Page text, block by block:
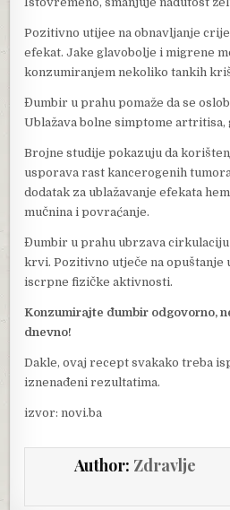
Pozitivno utijee na obnavljanje
efekat. Jake glavobolje i migrene
konzumiranjem nekoliko tankih
Đumbir u prahu pomaže da se
Ublažava bolne simptome
Brojne studije pokazuju da
usporava rast kancerogenih
dodatak za ublažavanje efekata
mučnina i povraćanje.
Đumbir u prahu ubrzava
krvi. Pozitivno utječe na opuštanje
iscrpne fizičke aktivnosti.
Konzumirajte đumbir odgovorno,
dnevno!
Dakle, ovaj recept svakako treba
iznenađeni rezultatima.
izvor: novi.ba
Author: Zdravlje